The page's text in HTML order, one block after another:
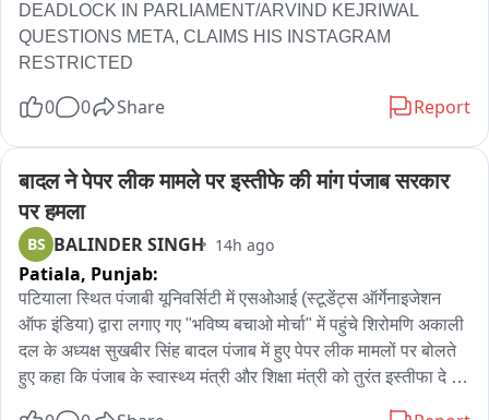
ये मैराथन पांच किलोमीटर की होगी
तीन हज़ार एथलीट और नौजवान रजिस्टर्ड को चुके हैं
को दी जाएगी
DEADLOCK IN PARLIAMENT/ARVIND KEJRIWAL
QUESTIONS META, CLAIMS HIS INSTAGRAM
RESTRICTED
0 0 Share Report
बादल ने पेपर लीक मामले पर इस्तीफे की मांग पंजाब सरकार
पर हमला
BS BALINDER SINGH 14h ago
Patiala, Punjab:
पटियाला स्थित पंजाबी यूनिवर्सिटी में एसओआई (स्टूडेंट्स ऑर्गेनाइजेशन
ऑफ इंडिया) द्वारा लगाए गए "भविष्य बचाओ मोर्चा" में पहुंचे शिरोमणि अकाली
दल के अध्यक्ष सुखबीर सिंह बादल पंजाब में हुए पेपर लीक मामलों पर बोलते
हुए कहा कि पंजाब के स्वास्थ्य मंत्री और शिक्षा मंत्री को तुरंत इस्तीफा दे